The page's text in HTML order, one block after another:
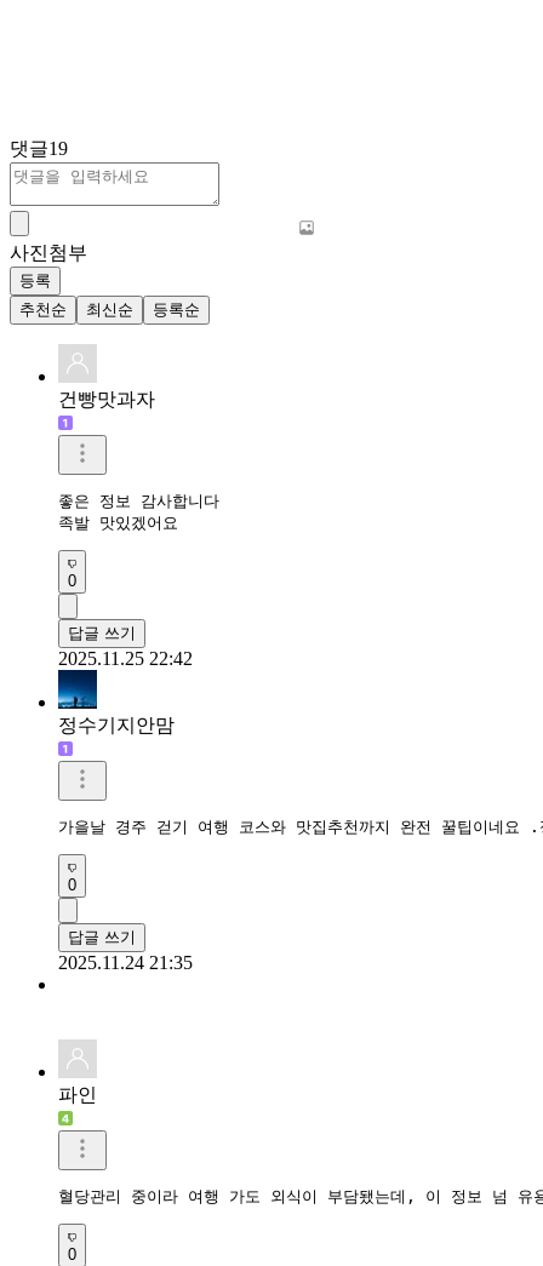
댓글19
사진첨부
등록
추천순
최신순 등록순
건빵맛과자
좋은 정보 감사합니다
족발 맛있겠어요
0
답글 쓰기
2025.11.25 22:42
정수기지안맘
가을날 경주 걷기 여행 코스와 맛집추천까지 완전 꿀팁이네요
0
답글 쓰기
2025.11.24 21:35
파인
혈당관리 중이라 여행 가도 외식이 부담됐는데, 이 정보 넘 유
0